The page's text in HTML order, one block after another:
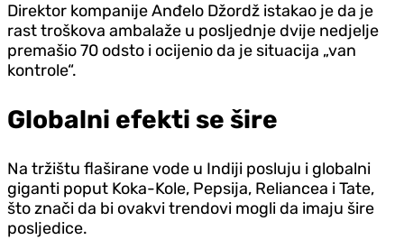
Direktor kompanije Anđelo Džordž istakao je da je
rast troškova ambalaže u posljednje dvije nedjelje
premašio 70 odsto i ocijenio da je situacija „van
kontrole“.
Globalni efekti se šire
Na tržištu flaširane vode u Indiji posluju i globalni
giganti poput Koka-Kole, Pepsija, Reliancea i Tate,
što znači da bi ovakvi trendovi mogli da imaju šire
posljedice.